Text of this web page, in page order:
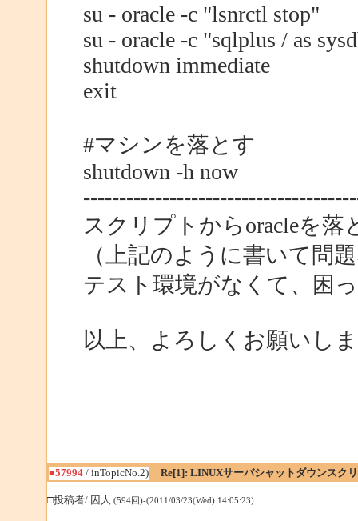
su - oracle -c "lsnrctl stop"
su - oracle -c "sqlplus / as
shutdown immediate
exit
#マシンを落とす
shutdown -h now
スクリプトからoracleを
（上記のように書いて問
テスト環境がなくて、困
以上、よろしくお願いし
■57994/ inTopicNo.2) Re[1]: LINUXサーバシャットダウンスク
□投稿者/ 囚人 (594回)-(2011/03/23(Wed) 14:05:23)